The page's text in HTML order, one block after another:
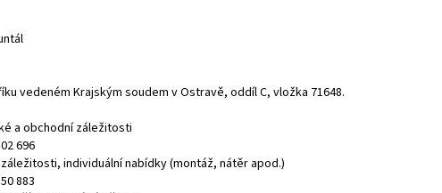
vedeném Krajským soudem v Ostravě, oddíl C, vložka 71648.
a obchodní záležitosti
696
individuální nabídky (montáž, nátěr apod.)
883